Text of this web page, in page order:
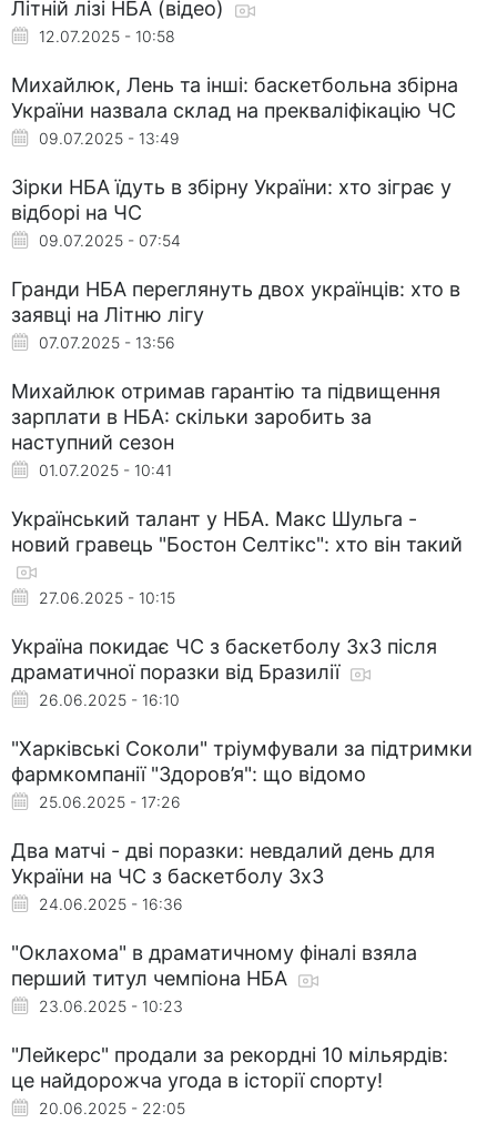
Літній лізі НБА (відео)
12.07.2025 - 10:58
Михайлюк, Лень та інші: баскетбольна збірна
України назвала склад на прекваліфікацію ЧС
09.07.2025 - 13:49
Зірки НБА їдуть в збірну України: хто зіграє у
відборі на ЧС
09.07.2025 - 07:54
Гранди НБА переглянуть двох українців: хто в
заявці на Літню лігу
07.07.2025 - 13:56
Михайлюк отримав гарантію та підвищення
зарплати в НБА: скільки заробить за
наступний сезон
01.07.2025 - 10:41
Український талант у НБА. Макс Шульга -
новий гравець "Бостон Селтікс": хто він такий
27.06.2025 - 10:15
Україна покидає ЧС з баскетболу 3х3 після
драматичної поразки від Бразилії
26.06.2025 - 16:10
"Харківські Соколи" тріумфували за підтримки
фармкомпанії "Здоров’я": що відомо
25.06.2025 - 17:26
Два матчі - дві поразки: невдалий день для
України на ЧС з баскетболу 3х3
24.06.2025 - 16:36
"Оклахома" в драматичному фіналі взяла
перший титул чемпіона НБА
23.06.2025 - 10:23
"Лейкерс" продали за рекордні 10 мільярдів:
це найдорожча угода в історії спорту!
20.06.2025 - 22:05